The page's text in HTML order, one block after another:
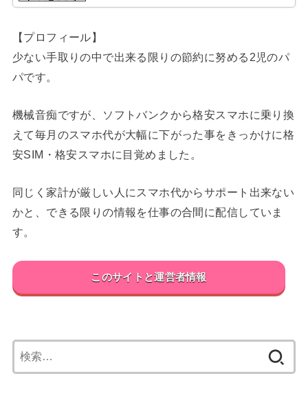
【プロフィール】
少ない手取りの中で出来る限りの節約に努める2児のパ
パです。
機械音痴ですが、ソフトバンクから格安スマホに乗り換
えて毎月のスマホ代が大幅に下がった事をきっかけに格
安SIM・格安スマホに目覚めました。
同じく家計が厳しい人にスマホ代からサポート出来ない
かと、できる限りの情報を仕事の合間に配信していま
す。
このサイトと運営者情報
索: